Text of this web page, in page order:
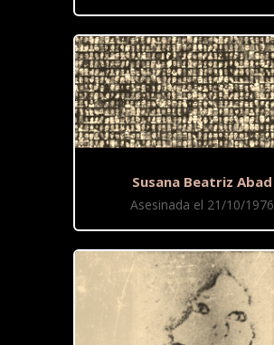
Susana Beatriz Abad
Asesinada el 21/10/1976